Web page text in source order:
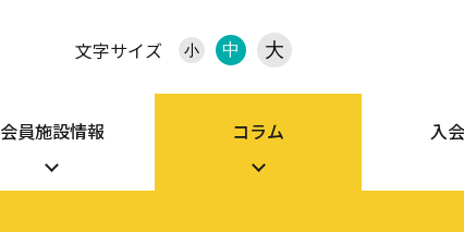
文字サイズ 小 中 大
会員施設情報 コラム 入